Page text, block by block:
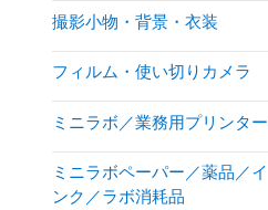
撮影小物・背景・衣装
フィルム・使い切りカメラ
ミニラボ／業務用プリンター
ミニラボペーパー／薬品／イ
ンク／ラボ消耗品